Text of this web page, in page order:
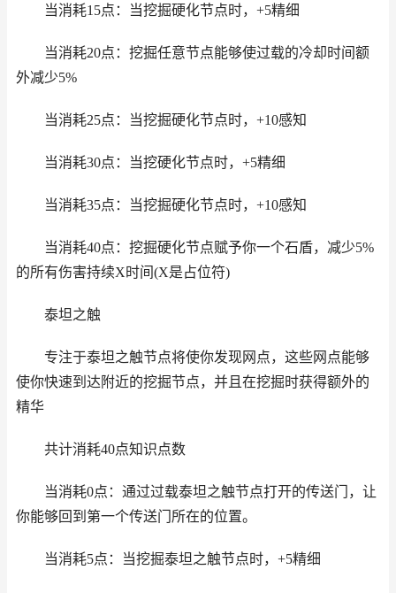
当消耗15点：当挖掘硬化节点时，+5精细
当消耗20点：挖掘任意节点能够使过载的冷却时间额
外减少5%
当消耗25点：当挖掘硬化节点时，+10感知
当消耗30点：当挖硬化节点时，+5精细
当消耗35点：当挖掘硬化节点时，+10感知
当消耗40点：挖掘硬化节点赋予你一个石盾，减少5%
的所有伤害持续X时间(X是占位符)
泰坦之触
专注于泰坦之触节点将使你发现网点，这些网点能够
使你快速到达附近的挖掘节点，并且在挖掘时获得额外的
精华
共计消耗40点知识点数
当消耗0点：通过过载泰坦之触节点打开的传送门，让
你能够回到第一个传送门所在的位置。
当消耗5点：当挖掘泰坦之触节点时，+5精细